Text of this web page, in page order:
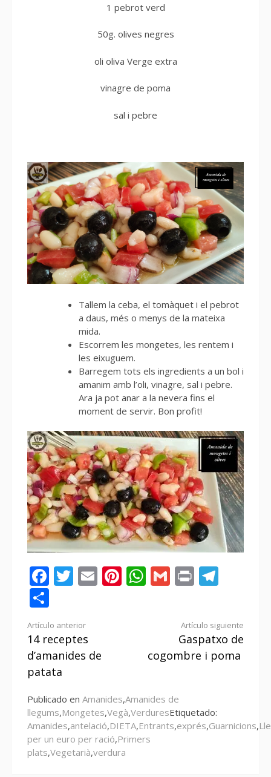
1 pebrot verd
50g. olives negres
oli oliva Verge extra
vinagre de poma
sal i pebre
Tallem la ceba, el tomàquet i el pebrot
a daus, més o menys de la mateixa
mida.
Escorrem les mongetes, les rentem i
les eixuguem.
Barregem tots els ingredients a un bol i
amanim amb l’oli, vinagre, sal i pebre.
Ara ja pot anar a la nevera fins el
moment de servir. Bon profit!
Facebook
Twitter
EmailPinterest
WhatsApp
Gmail
Print
Seguir
leyendo
Artículo anterior
14 receptes
d’amanides de
patata
Artículo siguiente
Gaspatxo de
cogombre i poma
Publicado en Amanides,Amanides de
llegums,Mongetes,Vegà,VerduresEtiquetado:
Amanides,antelació,DIETA,Entrants,exprés,Guarnicions,
per un euro per ració,Primers
plats,Vegetarià,verdura